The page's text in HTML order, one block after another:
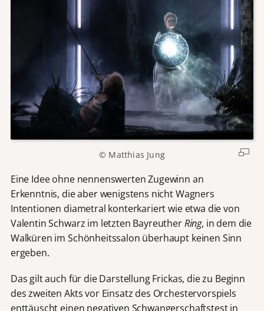
© Matthias Jung
Eine Idee ohne nennenswerten Zugewinn an
Erkenntnis, die aber wenigstens nicht Wagners
Intentionen diametral konterkariert wie etwa die von
Valentin Schwarz im letzten BayreutherRing, in dem die
Walküren im Schönheitssalon überhaupt keinen Sinn
ergeben.
Das gilt auch für die Darstellung Frickas, die zu Beginn
des zweiten Akts vor Einsatz des Orchestervorspiels
enttäuscht einen negativen Schwangerschaftstest in